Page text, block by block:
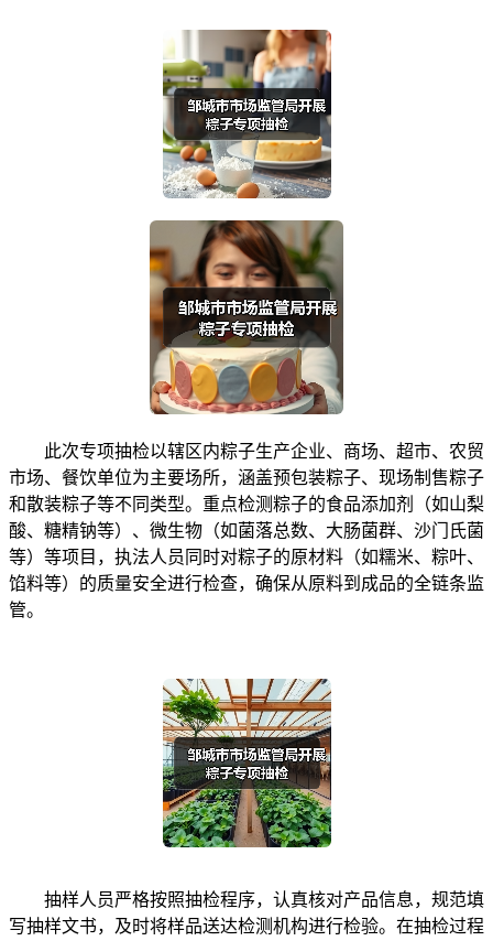
此次专项抽检以辖区内粽子生产企业、商场、超市、农贸
市场、餐饮单位为主要场所，涵盖预包装粽子、现场制售粽子
和散装粽子等不同类型。重点检测粽子的食品添加剂（如山梨
酸、糖精钠等）、微生物（如菌落总数、大肠菌群、沙门氏菌
等）等项目，执法人员同时对粽子的原材料（如糯米、粽叶、
馅料等）的质量安全进行检查，确保从原料到成品的全链条监
管。
抽样人员严格按照抽检程序，认真核对产品信息，规范填
写抽样文书，及时将样品送达检测机构进行检验。在抽检过程